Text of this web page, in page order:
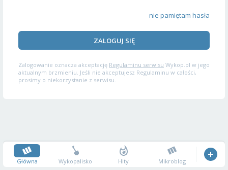
nie pamiętam hasła
ZALOGUJ SIĘ
Zalogowanie oznacza akceptację Regulaminu serwisu Wykop.pl w jego
aktualnym brzmieniu. Jeśli nie akceptujesz Regulaminu w całości,
prosimy o niekorzystanie z serwisu.
Główna Wykopalisko Hity Mikroblog